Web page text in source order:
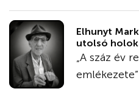
Elhunyt
utolsó
„A száz év